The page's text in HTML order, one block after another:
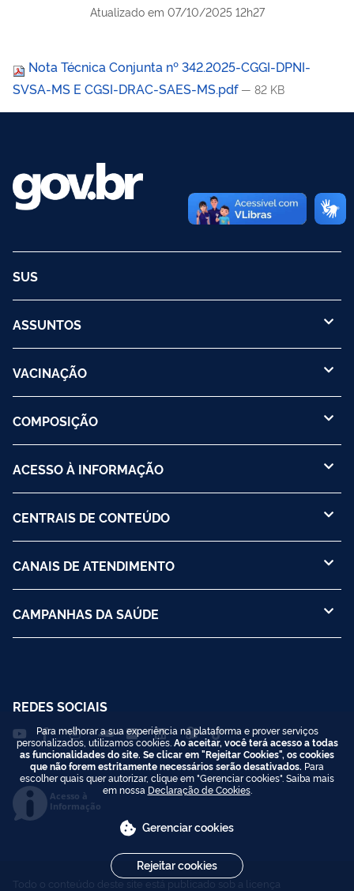
Atualizado em 07/10/2025 12h27
Nota Técnica Conjunta nº 342.2025-CGGI-DPNI-
SVSA-MS E CGSI-DRAC-SAES-MS.pdf — 82 KB
SUS
ASSUNTOS
VACINAÇÃO
COMPOSIÇÃO
ACESSO À INFORMAÇÃO
CENTRAIS DE CONTEÚDO
CANAIS DE ATENDIMENTO
CAMPANHAS DA SAÚDE
REDES SOCIAIS
Acesso à
Informação
Todo o conteúdo deste site está publicado sob a licença
Para melhorar a sua experiência na plataforma e prover serviços
personalizados, utilizamos cookies. Ao aceitar, você terá acesso a todas
as funcionalidades do site. Se clicar em "Rejeitar Cookies", os cookies
que não forem estritamente necessários serão desativados. Para
escolher quais quer autorizar, clique em "Gerenciar cookies". Saiba mais
em nossa Declaração de Cookies.
Gerenciar cookies
Rejeitar cookies